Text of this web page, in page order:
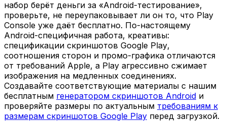
набор берёт деньги за «Android-тестирование»,
проверьте, не переупаковывает ли он то, что Play
Console уже даёт бесплатно. По-настоящему
Android-специфичная работа, креативы:
спецификации скриншотов Google Play,
соотношения сторон и промо-графика отличаются
от требований Apple, а Play агрессивно сжимает
изображения на медленных соединениях.
Создавайте соответствующие материалы с нашим
бесплатным генератором скриншотов Android и
проверяйте размеры по актуальным требованиям к
размерам скриншотов Google Play перед загрузкой.